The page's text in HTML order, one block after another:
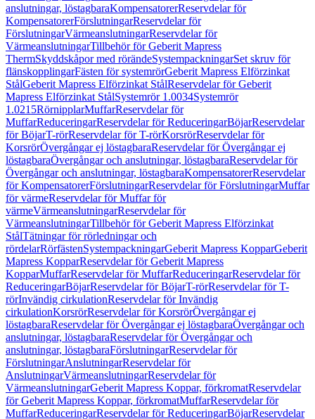
anslutningar, löstagbaraKompensatorerReservdelar för
KompensatorerFörslutningarReservdelar för
FörslutningarVärmeanslutningarReservdelar för
VärmeanslutningarTillbehör för Geberit Mapress
ThermSkyddskåpor med rörändeSystempackningarSet skruv för
flänskopplingarFästen för systemrörGeberit Mapress Elförzinkat
StålGeberit Mapress Elförzinkat StålReservdelar för Geberit
Mapress Elförzinkat StålSystemrör 1.0034Systemrör
1.0215RörnipplarMuffarReservdelar för
MuffarReduceringarReservdelar för ReduceringarBöjarReservdelar
för BöjarT-rörReservdelar för T-rörKorsrörReservdelar för
KorsrörÖvergångar ej löstagbaraReservdelar för Övergångar ej
löstagbaraÖvergångar och anslutningar, löstagbaraReservdelar för
Övergångar och anslutningar, löstagbaraKompensatorerReservdelar
för KompensatorerFörslutningarReservdelar för FörslutningarMuffar
för värmeReservdelar för Muffar för
värmeVärmeanslutningarReservdelar för
VärmeanslutningarTillbehör för Geberit Mapress Elförzinkat
StålTätningar för rörledningar och
rördelarRörfästenSystempackningarGeberit Mapress KopparGeberit
Mapress KopparReservdelar för Geberit Mapress
KopparMuffarReservdelar för MuffarReduceringarReservdelar för
ReduceringarBöjarReservdelar för BöjarT-rörReservdelar för T-
rörInvändig cirkulationReservdelar för Invändig
cirkulationKorsrörReservdelar för KorsrörÖvergångar ej
löstagbaraReservdelar för Övergångar ej löstagbaraÖvergångar och
anslutningar, löstagbaraReservdelar för Övergångar och
anslutningar, löstagbaraFörslutningarReservdelar för
FörslutningarAnslutningarReservdelar för
AnslutningarVärmeanslutningarReservdelar för
VärmeanslutningarGeberit Mapress Koppar, förkromatReservdelar
för Geberit Mapress Koppar, förkromatMuffarReservdelar för
MuffarReduceringarReservdelar för ReduceringarBöjarReservdelar